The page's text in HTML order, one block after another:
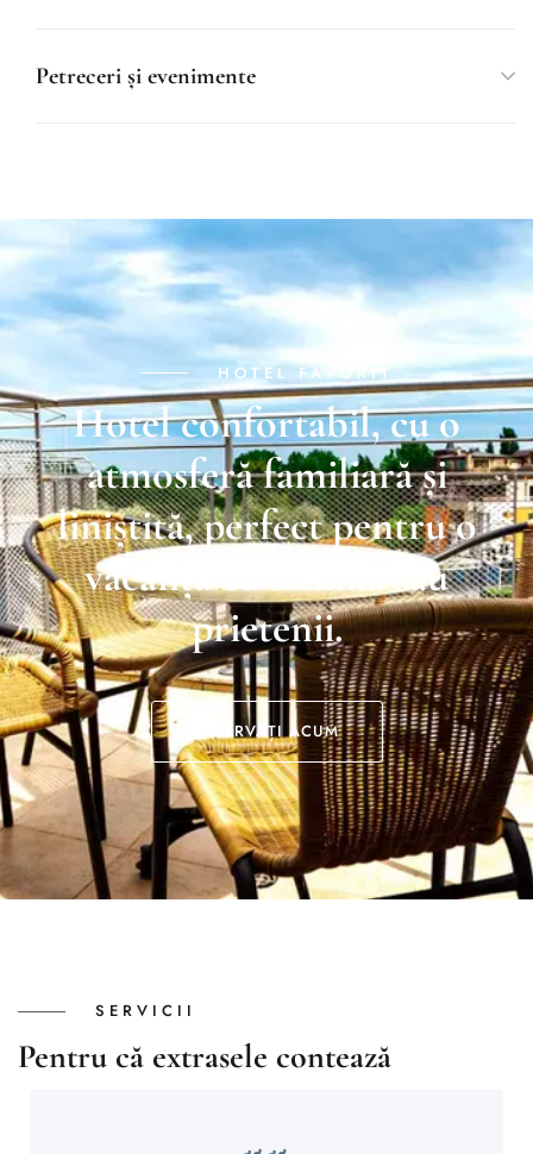
Petreceri și evenimente
HOTEL FAVORIT
Hotel confortabil, cu o
atmosferă familiară și
liniștită, perfect pentru o
vacanță cu familia sau
prietenii.
REZERVAȚI ACUM
SERVICII
Pentru că extrasele contează